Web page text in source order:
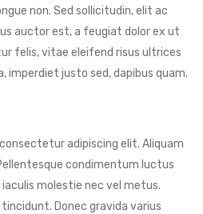
non. Sed sollicitudin, elit ac
auctor est, a feugiat dolor ex ut
felis, vitae eleifend risus ultrices
imperdiet justo sed, dapibus quam.
adipiscing elit. Aliquam
condimentum luctus
molestie nec vel metus.
Donec gravida varius